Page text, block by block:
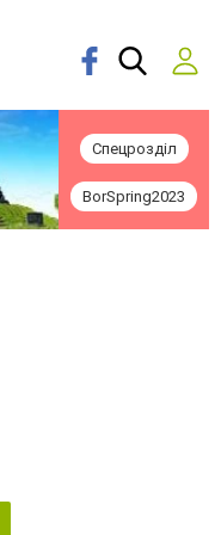
Спецрозділ
BorSpring2023